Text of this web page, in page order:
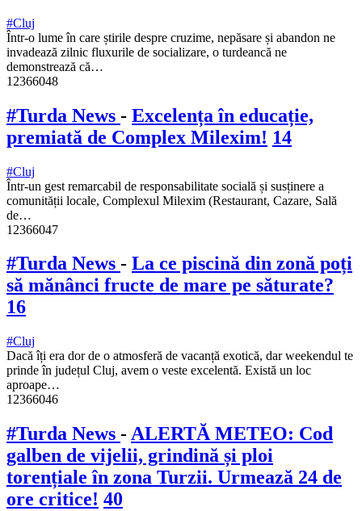
#Cluj
Într-o lume în care știrile despre cruzime, nepăsare și abandon ne
invadează zilnic fluxurile de socializare, o turdeancă ne
demonstrează că…
12366048
#Turda News - Excelența în educație,
premiată de Complex Milexim! 14
#Cluj
Într-un gest remarcabil de responsabilitate socială și susținere a
comunității locale, Complexul Milexim (Restaurant, Cazare, Sală
de…
12366047
#Turda News - La ce piscină din zonă poți
să mănânci fructe de mare pe săturate?
16
#Cluj
Dacă îți era dor de o atmosferă de vacanță exotică, dar weekendul te
prinde în județul Cluj, avem o veste excelentă. Există un loc
aproape…
12366046
#Turda News -ALERTĂ METEO: Cod
galben de vijelii, grindină și ploi
torențiale în zona Turzii. Urmează 24 de
ore critice! 40